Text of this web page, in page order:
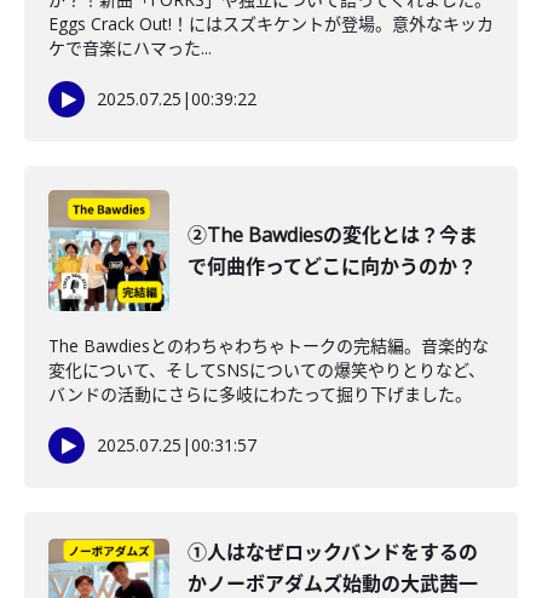
Eggs Crack Out!！にはスズキケントが登場。意外なキッカ
ケで音楽にハマった...
2025.07.25 |00:39:22
②The Bawdiesの変化とは？今ま
で何曲作ってどこに向かうのか？
The Bawdiesとのわちゃわちゃトークの完結編。音楽的な
変化について、そしてSNSについての爆笑やりとりなど、
バンドの活動にさらに多岐にわたって掘り下げました。
2025.07.25 |00:31:57
①人はなぜロックバンドをするの
かノーボアダムズ始動の大武茜一